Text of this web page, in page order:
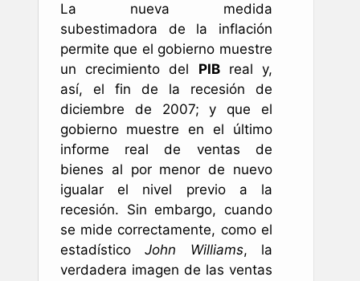
La nueva medida
subestimadora de la inflación
permite que el gobierno muestre
un crecimiento del PIBreal y,
así, el fin de la recesión de
diciembre de 2007; y que el
gobierno muestre en el último
informe real de ventas de
bienes al por menor de nuevo
igualar el nivel previo a la
recesión. Sin embargo, cuando
se mide correctamente, como el
estadísticoJohn Williams, la
verdadera imagen de las ventas